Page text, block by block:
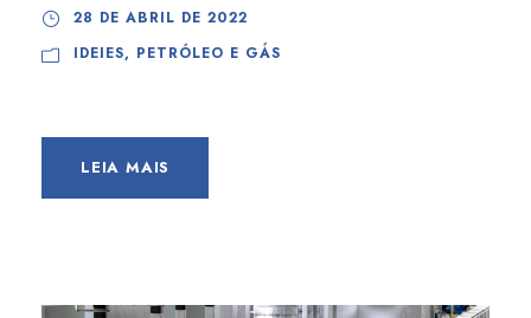
28 DE ABRIL DE 2022
IDEIES, PETRÓLEO E GÁS
LEIA MAIS